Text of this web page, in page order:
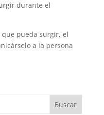
durante el
pueda surgir, el
a la persona